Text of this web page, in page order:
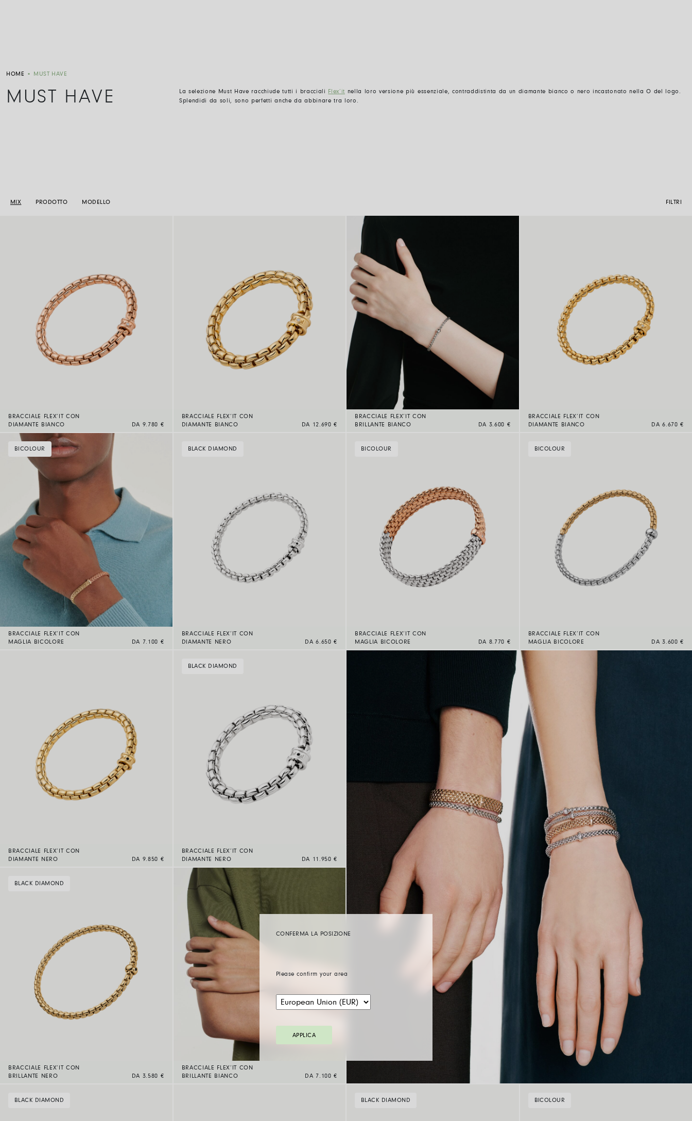
CONFERMA LA POSIZIONE
Please confirm your area
APPLICA
HOME • MUST HAVE
MUST HAVE La selezione Must Have racchiude tutti i bracciali Flex’it nella loro versione più essenziale, contraddistinta da un diamante bianco o nero incastonato nella O del logo.
Splendidi da soli, sono perfetti anche da abbinare tra loro.
MIX PRODOTTO MODELLO FILTRI
BRACCIALE FLEX’IT CON
DIAMANTE BIANCO
DA 9.780 €
BRACCIALE FLEX’IT CON
DIAMANTE BIANCO
DA 12.690 €
BRACCIALE FLEX’IT CON
BRILLANTE BIANCO
DA 3.600 €
BRACCIALE FLEX’IT CON
DIAMANTE BIANCO
DA 6.670 €
BICOLOUR
BRACCIALE FLEX’IT CON
MAGLIA BICOLORE
DA 7.100 €
BLACK DIAMOND
BRACCIALE FLEX’IT CON
DIAMANTE NERO
DA 6.650 €
BICOLOUR
BRACCIALE FLEX’IT CON
MAGLIA BICOLORE
DA 8.770 €
BICOLOUR
BRACCIALE FLEX’IT CON
MAGLIA BICOLORE
DA 3.600 €
BRACCIALE FLEX’IT CON
DIAMANTE NERO
DA 9.850 €
BLACK DIAMOND
BRACCIALE FLEX’IT CON
DIAMANTE NERO
DA 11.950 €
BLACK DIAMOND
BRACCIALE FLEX’IT CON
BRILLANTE NERO
DA 3.580 €
BRACCIALE FLEX’IT CON
BRILLANTE BIANCO
DA 7.100 €
BLACK DIAMOND BLACK DIAMOND BICOLOUR